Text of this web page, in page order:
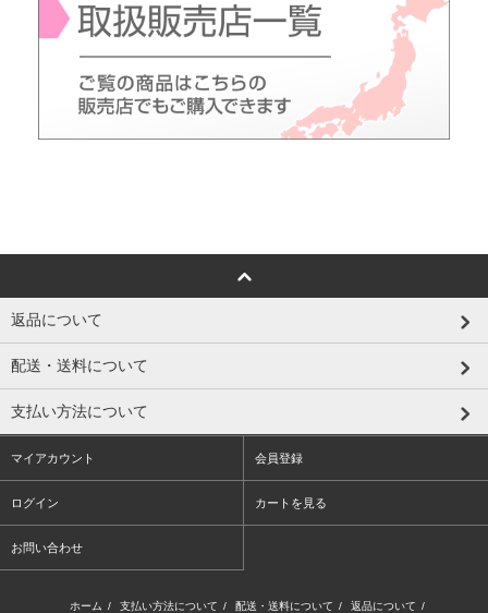
返品について
配送・送料について
支払い方法について
マイアカウント 会員登録
ログイン カートを見る
お問い合わせ
ホーム / 支払い方法について / 配送・送料について / 返品について /